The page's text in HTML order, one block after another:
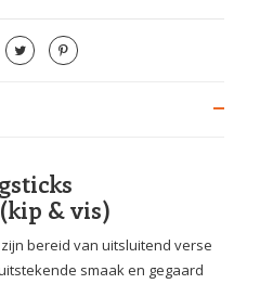
& vis)
bereid van uitsluitend verse
smaak en gegaard